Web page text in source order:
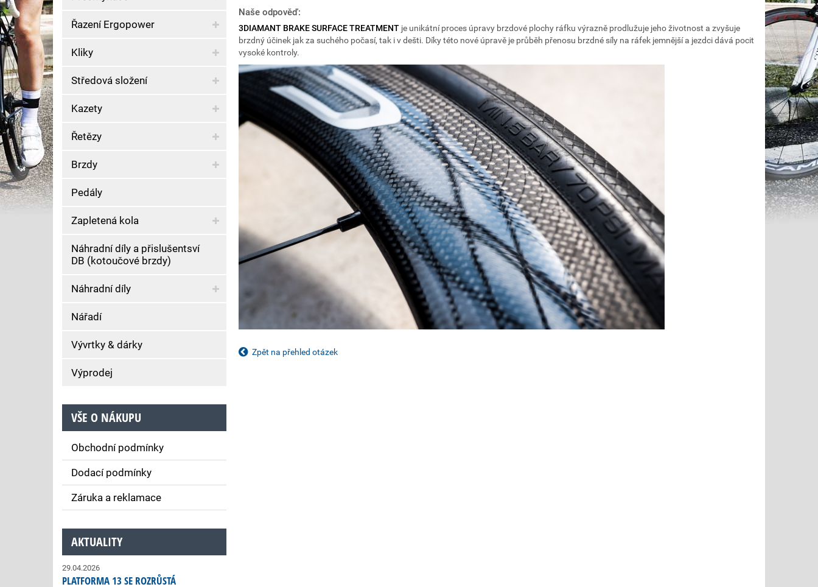
Naše odpověď:
3DIAMANT BRAKE SURFACE TREATMENT je unikátní proces úpravy brzdové plochy ráfku výrazně prodlužuje jeho životnost a zvyšuje
brzdný účinek jak za suchého počasí, tak i v dešti. Díky této nové úpravě je průběh přenosu brzdné síly na ráfek jemnější a jezdci dává pocit
vysoké kontroly.
Zpět na přehled otázek
Řazení Ergopower
Kliky
Středová složení
Kazety
Řetězy
Brzdy
Pedály
Zapletená kola
Náhradní díly a přislušentsví
DB (kotoučové brzdy)
Náhradní díly
Nářadí
Vývrtky & dárky
Výprodej
VŠE O NÁKUPU
Obchodní podmínky
Dodací podmínky
Záruka a reklamace
AKTUALITY
29.04.2026
PLATFORMA 13 SE ROZRŮSTÁ